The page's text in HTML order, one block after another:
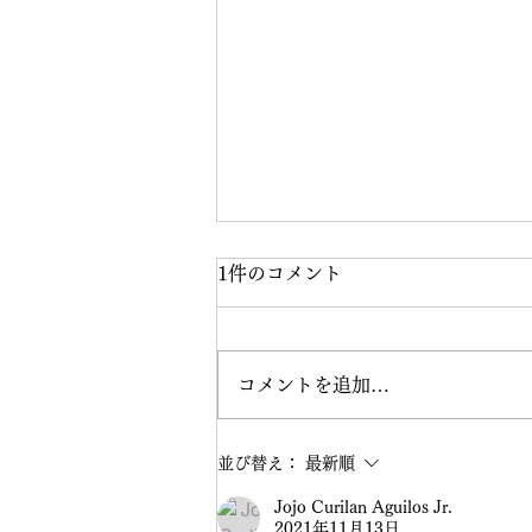
1件のコメント
コメントを追加…
並び替え： 最新順
Jojo Curilan Aguilos Jr.
2021年11月13日